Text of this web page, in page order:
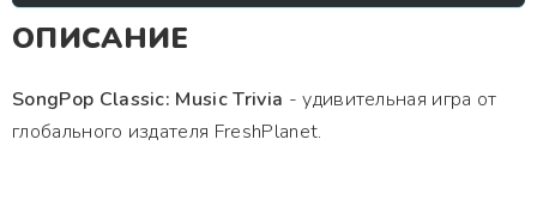
ОПИСАНИЕ
SongPop Classic: Music Trivia - удивительная игра от
глобального издателя FreshPlanet.